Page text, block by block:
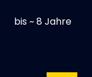
bis ~ 8 Jahre